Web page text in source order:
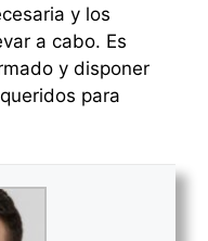
y los
a cabo. Es
y disponer
para